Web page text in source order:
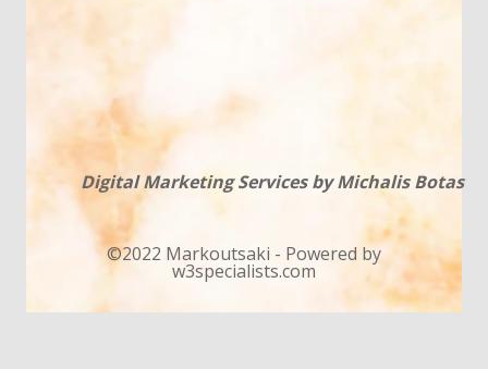
Digital Marketing Services by Michalis Botas
©2022 Markoutsaki - Powered by
w3specialists.com